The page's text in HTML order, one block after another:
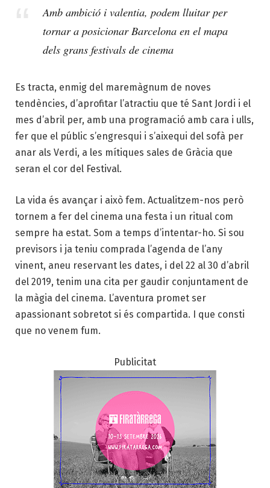
Amb ambició i valentia, podem lluitar per
tornar a posicionar Barcelona en el mapa
dels grans festivals de cinema
Es tracta, enmig del maremàgnum de noves
tendències, d’aprofitar l’atractiu que té Sant Jordi i el
mes d’abril per, amb una programació amb cara i ulls,
fer que el públic s’engresqui i s’aixequi del sofà per
anar als Verdi, a les mítiques sales de Gràcia que
seran el cor del Festival.
La vida és avançar i això fem. Actualitzem-nos però
tornem a fer del cinema una festa i un ritual com
sempre ha estat. Som a temps d’intentar-ho. Si sou
previsors i ja teniu comprada l’agenda de l’any
vinent, aneu reservant les dates, i del 22 al 30 d’abril
del 2019, tenim una cita per gaudir conjuntament de
la màgia del cinema. L’aventura promet ser
apassionant sobretot si és compartida. I que consti
que no venem fum.
Publicitat